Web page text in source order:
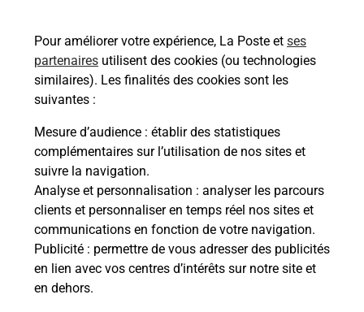
Pour améliorer votre expérience, La Poste et ses
partenaires utilisent des cookies (ou technologies
similaires). Les finalités des cookies sont les
suivantes :
Mesure d’audience : établir des statistiques
complémentaires sur l’utilisation de nos sites et
suivre la navigation.
Analyse et personnalisation : analyser les parcours
clients et personnaliser en temps réel nos sites et
communications en fonction de votre navigation.
Publicité : permettre de vous adresser des publicités
en lien avec vos centres d’intérêts sur notre site et
en dehors.
En savoir plus
Envoyer un colis
Vous souhaitez envoyer un colis depuis : AIX EN